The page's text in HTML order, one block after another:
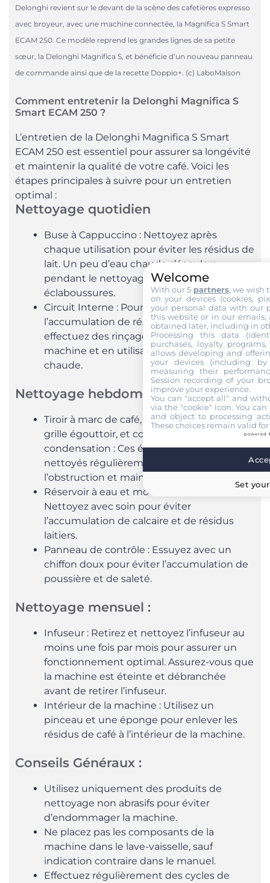
Delonghi revient sur le devant de la scène des cafetières expresso
avec broyeur, avec une machine connectée, la Magnifica S Smart
ECAM 250. Ce modèle reprend les grandes lignes de sa petite
sœur, la Delonghi Magnifica S, et bénéficie d’un nouveau panneau
de commande ainsi que de la recette Doppio+. (c) LaboMaison
Comment entretenir la Delonghi Magnifica S
Smart ECAM 250 ?
L’entretien de la Delonghi Magnifica S Smart
ECAM 250 est essentiel pour assurer sa longévité
et maintenir la qualité de votre café. Voici les
étapes principales à suivre pour un entretien
optimal :
Nettoyage quotidien
Buse à Cappuccino : Nettoyez après
chaque utilisation pour éviter les résidus de
lait. Un peu d’eau chaude s’écoulera
pendant le nettoyage, faites attention aux
éclaboussures.
Circuit Interne : Pour prévenir
l’accumulation de résidus de café et d’eau,
effectuez des rinçages en allumant la
machine et en utilisant la fonction eau
chaude.
Nettoyage hebdomadaire :
Tiroir à marc de café, coupelle égouttoir,
grille égouttoir, et coupelle de
condensation : Ces éléments doivent être
nettoyés régulièrement pour éviter
l’obstruction et maintenir l’hygiène.
Réservoir à eau et mousseurs à lait :
Nettoyez avec soin pour éviter
l’accumulation de calcaire et de résidus
laitiers.
Panneau de contrôle : Essuyez avec un
chiffon doux pour éviter l’accumulation de
poussière et de saleté.
Nettoyage mensuel :
Infuseur : Retirez et nettoyez l’infuseur au
moins une fois par mois pour assurer un
fonctionnement optimal. Assurez-vous que
la machine est éteinte et débranchée
avant de retirer l’infuseur.
Intérieur de la machine : Utilisez un
pinceau et une éponge pour enlever les
résidus de café à l’intérieur de la machine.
Conseils Généraux :
Utilisez uniquement des produits de
nettoyage non abrasifs pour éviter
d’endommager la machine.
Ne placez pas les composants de la
machine dans le lave-vaisselle, sauf
indication contraire dans le manuel.
Effectuez régulièrement des cycles de
Welcome
With our 5 partners, we wish
on your devices (cookies,
your personal data with our
this website or in our emails,
obtained later, including in
Processing this data
purchases, loyalty
allows developing and
your devices (including
measuring their
Session recording of your
improve your experience.
You can "accept all" and
via the "cookie" icon. You
and object to processing
These choices remain valid
powered
Set